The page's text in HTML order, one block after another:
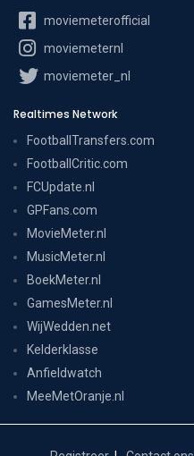
moviemeterofficial
moviemeternl
moviemeter_nl
Realtimes Network
FootballTransfers.com
FootballCritic.com
FCUpdate.nl
GPFans.com
MovieMeter.nl
MusicMeter.nl
BoekMeter.nl
GamesMeter.nl
WijWedden.net
Kelderklasse
Anfieldwatch
MeeMetOranje.nl